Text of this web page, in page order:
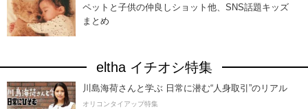
ペットと子供の仲良しショット他、SNS話題キッズ
まとめ
eltha イチオシ特集
川島海荷さんと学ぶ 日常に潜む“人身取引”のリアル
オリコンタイアップ特集